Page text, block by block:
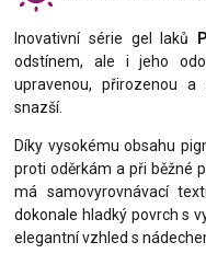
Inovativní série gel laků
odstínem, ale i jeho
upravenou, přirozenou a
snazší.
Díky vysokému obsahu
proti oděrkám a při běžné
má samovyrovnávací
dokonale hladký povrch s
elegantní vzhled s